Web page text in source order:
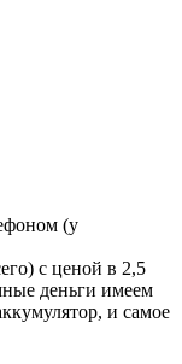
(у
с ценой в 2,5
деньги имеем
и самое